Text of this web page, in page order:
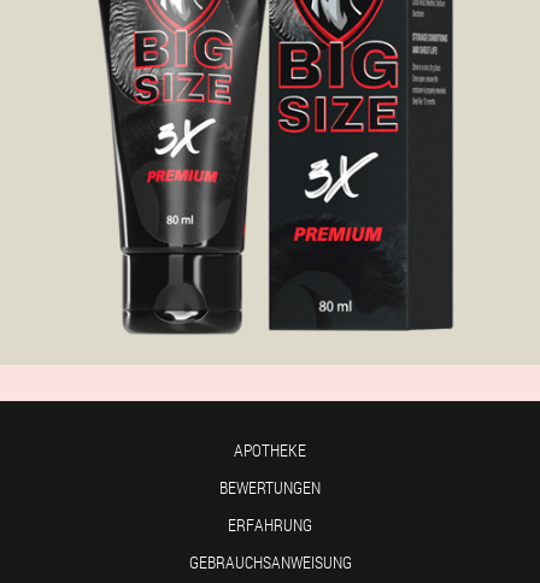
APOTHEKE
BEWERTUNGEN
ERFAHRUNG
GEBRAUCHSANWEISUNG